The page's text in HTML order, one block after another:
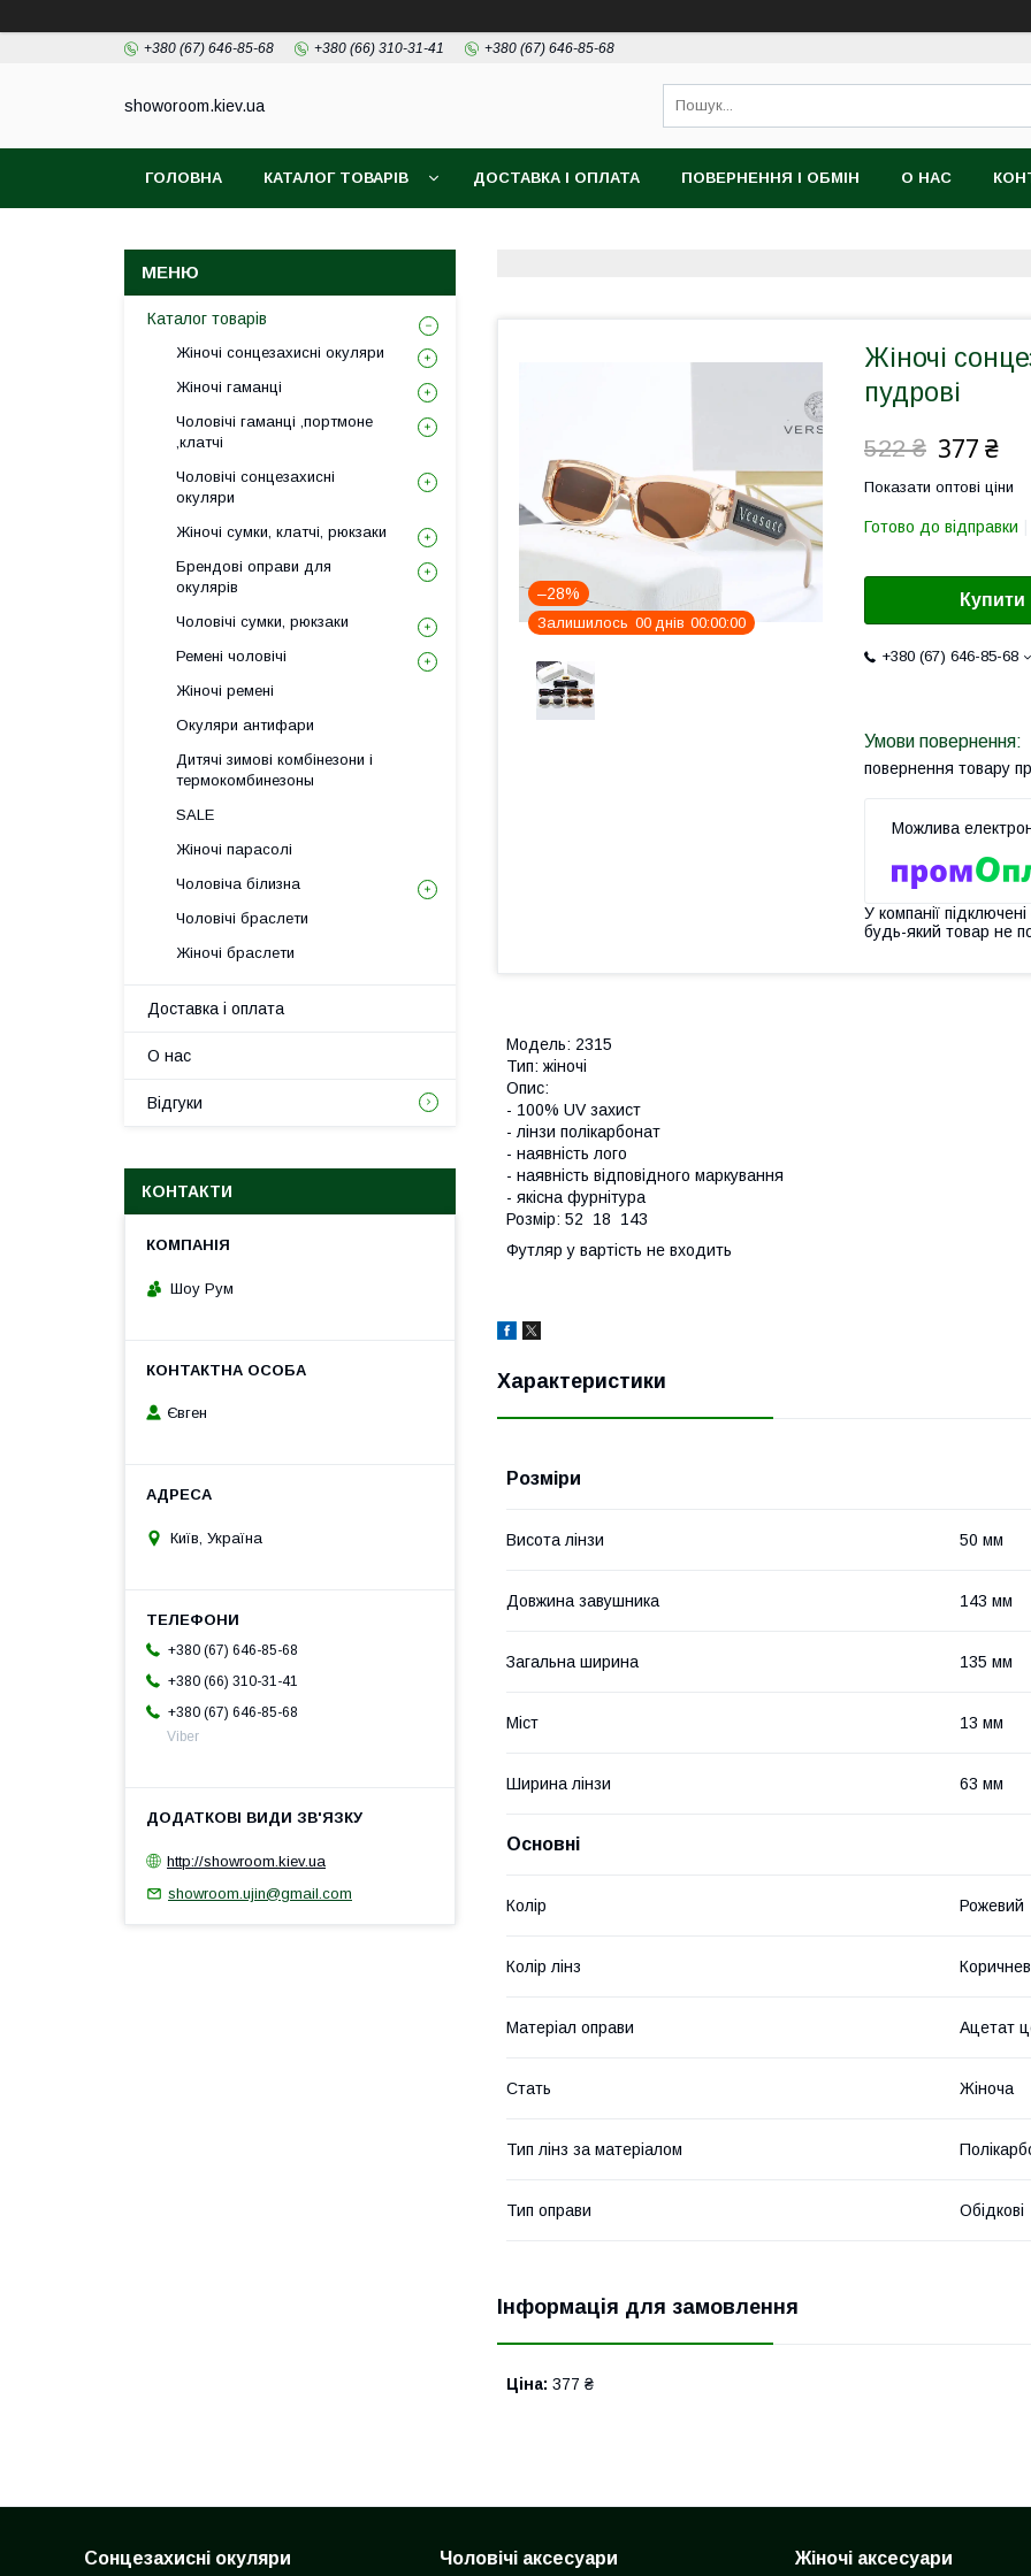
+380 (67) 646-85-68 +380 (66) 310-31-41 +380 (67) 646-85-68
showoroom.kiev.ua
ГОЛОВНА КАТАЛОГ ТОВАРІВ ДОСТАВКА І ОПЛАТА ПОВЕРНЕННЯ І ОБМІН О НАС
–28%
Залишилось 00 днів 00 00 00
Жіночі
пудрові
522 ₴ 377 ₴
Показати оптові ціни
Готово до відправки
Купити
+380 (67) 646-85-68
повернення товару
У компанії
будь-який товар не
Модель: 2315
Тип: жіночі
Опис:
- 100% UV захист
- лінзи полікарбонат
- наявність лого
- наявність відповідного маркування
- якісна фурнітура
Розмір: 52 18 143
Футляр у вартість не входить
Характеристики
Розміри
Висота лінзи 50 мм
Довжина завушника 143 мм
Загальна ширина 135 мм
Міст 13 мм
Ширина лінзи 63 мм
Основні
Колір Рожевий
Колір лінз
Матеріал оправи Ацетат
Стать Жіноча
Тип лінз за матеріалом
Тип оправи Обідкові
Інформація для замовлення
Ціна: 377 ₴
Каталог товарів
Жіночі сонцезахисні окуляри
Жіночі гаманці
Чоловічі гаманці ,портмоне
,клатчі
Чоловічі сонцезахисні
окуляри
Жіночі сумки, клатчі, рюкзаки
Брендові оправи для
окулярів
Чоловічі сумки, рюкзаки
Ремені чоловічі
Жіночі ремені
Окуляри антифари
Дитячі зимові комбінезони і
термокомбинезоны
SALE
Жіночі парасолі
Чоловіча білизна
Чоловічі браслети
Жіночі браслети
Доставка і оплата
О нас
Відгуки
КОНТАКТИ
Шоу Рум
Євген
Київ, Україна
+380 (67) 646-85-68
+380 (66) 310-31-41
+380 (67) 646-85-68
Viber
http://showroom.kiev.ua
showroom.ujin@gmail.com
Сонцезахисні окуляри Чоловічі аксесуари Жіночі аксесуари